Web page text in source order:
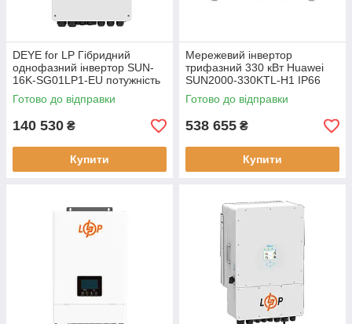
DEYE for LP Гібридний
однофазний інвертор SUN-
16K-SG01LP1-EU потужність
16 кВт вагу 52 кг
Готово до відправки
140 530 ₴
Купити
Мережевий інвертор
трифазний 330 кВт Huawei
SUN2000-330KTL-H1 IP66
(високовольтний) 12 MPPT
трекерів
Готово до відправки
538 655 ₴
Купити